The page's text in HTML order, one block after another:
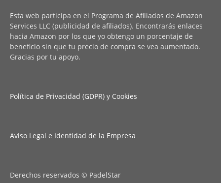
Esta web participa en el Programa de Afiliados de Amazon
Services LLC (publicidad de afiliados). Encontrarás enlaces
hacia Amazon por los que yo obtengo un porcentaje de
beneficio sin que tu precio de compra se vea aumentado.
Gracias por tu apoyo.
Política de Privacidad (GDPR) y Cookies
Aviso Legal e Identidad de la Empresa
Derechos reservados © PadelStar